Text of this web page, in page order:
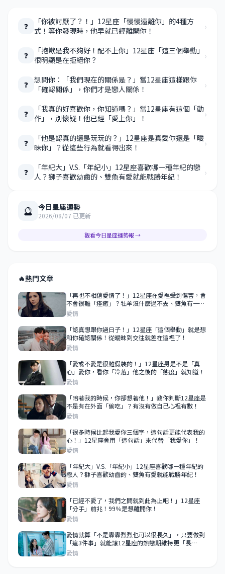
❓
「你被討厭了？！」12星座「慢慢遠離你」的4種方
式！等你發現時，他早就已經離開你！
›
❓
「抱歉是我不夠好！配不上你」12星座「這三個舉動」
很明顯是在拒絕你？
›
❓ 想問你：「我們現在的關係是？」當12星座這樣跟你
「確認關係」，你們才是戀人關係！
›
❓
「我真的好喜歡你，你知道嗎？」當12星座有這個「動
作」，別懷疑！他已經「愛上你」！
›
❓
「他是認真的還是玩玩的？」12星座是真愛你還是「曖
昧你」？從這些行為就看得出來！
›
❓
「年紀大」V.S.「年紀小」12星座喜歡哪一種年紀的戀
人？獅子喜歡幼齒的、雙魚有愛就能戰勝年紀！
›
🔮 今日星座運勢
2026/08/07 已更新
觀看今日星座運勢報 →
🔥熱門文章
「再也不相信愛情了！」12星座在愛裡受到傷害，會
不會很難「痊癒」？牡羊沒什麼過不去、雙魚有一百
個放不下的理由！
愛情
「認真想跟你過日子！」12星座「這個舉動」就是想
和你確認關係！從曖昧到交往就差在這裡了！
愛情
「愛或不愛是很難假裝的！」12星座男是不是「真
心」愛你，看你「冷落」他之後的「態度」就知道！
愛情
「陪著我的時候，你卻想著他！」教你判斷12星座是
不是有在外面「偷吃」？有沒有做自己心裡有數！
愛情
「很多時候比起我愛你三個字，這句話更能代表我的
心！」12星座會用「這句話」來代替「我愛你」！
愛情
「年紀大」V.S.「年紀小」12星座喜歡哪一種年紀的
戀人？獅子喜歡幼齒的、雙魚有愛就能戰勝年紀！
愛情
「已經不愛了，我們之間就到此為止吧！」12星座
「分手」前兆！99％是想離開你！
愛情
愛情就算「不是轟轟烈烈也可以很長久」，只要做到
「這3件事」就能讓12星座的熱戀期維持更「長
久」！
愛情